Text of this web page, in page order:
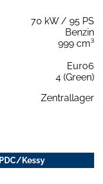
70 kW / 95 PS
Benzin
999 cm³
Euro6
4 (Green)
Zentrallager
Kessy